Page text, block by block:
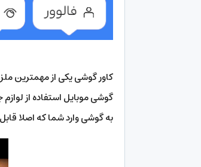
کاور گوشی یکی از مهمترین
گوشی موبایل استفاده از
به گوشی وارد شما که اصلا